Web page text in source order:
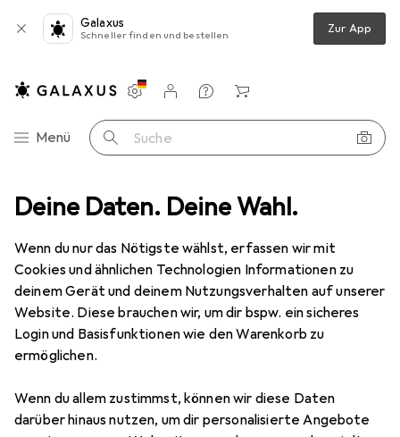
Deine Daten. Deine Wahl.
Wenn du nur das Nötigste wählst, erfassen wir mit
Cookies und ähnlichen Technologien Informationen zu
deinem Gerät und deinem Nutzungsverhalten auf unserer
Website. Diese brauchen wir, um dir bspw. ein sicheres
Login und Basisfunktionen wie den Warenkorb zu
ermöglichen.
Wenn du allem zustimmst, können wir diese Daten
darüber hinaus nutzen, um dir personalisierte Angebote
Galaxus
Schneller finden und bestellen Zur App
Navigation nach Kategorien
Menü Suche
Einstellungen
Kundenkonto
Vergleichslisten
Merklisten
Warenkorb
Hide & Stitches
Kategorien anzeigen